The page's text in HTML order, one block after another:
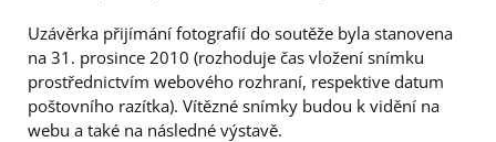
Uzávěrka přijímání fotografií do soutěže byla stanovena
na 31. prosince 2010 (rozhoduje čas vložení snímku
prostřednictvím webového rozhraní, respektive datum
poštovního razítka). Vítězné snímky budou k vidění na
webu a také na následné výstavě.